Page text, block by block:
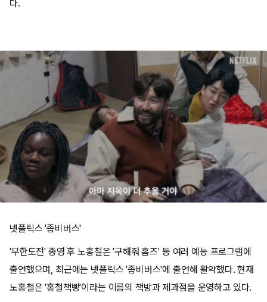
다.
넷플릭스 '좀비버스'
'무한도전' 종영 후 노홍철은 '구해줘 홈즈' 등 여러 예능 프로그램에
출연했으며, 최근에는 넷플릭스 '좀비버스'에 출연해 활약했다. 현재
노홍철은 '홍철책빵'이라는 이름의 책방과 제과점을 운영하고 있다.